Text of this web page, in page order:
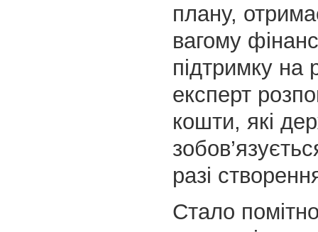
плану,
вагому
підтримку на
експерт
кошти, які
разі
Стало